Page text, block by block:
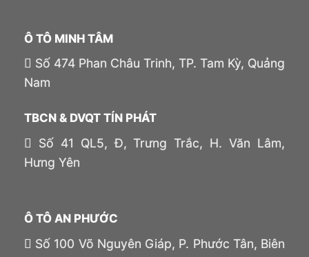
Ô TÔ MINH TÂM
Số 474 Phan Châu Trinh, TP. Tam Kỳ, Quảng
Nam
TBCN & DVQT TÍN PHÁT
Số 41 QL5, Đ, Trưng Trắc, H. Văn Lâm,
Hưng Yên
Ô TÔ AN PHƯỚC
Số 100 Võ Nguyên Giáp, P. Phước Tân, Biên